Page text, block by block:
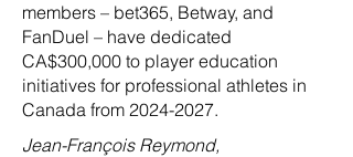
members – bet365, Betway, and
FanDuel – have dedicated
CA$300,000 to player education
initiatives for professional athletes in
Canada from 2024-2027.
Jean-François Reymond,